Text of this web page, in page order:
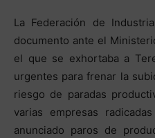
La Federación de
documento ante el
el que se exhortaba a
urgentes para frenar la
riesgo de paradas
varias empresas
anunciado paros de